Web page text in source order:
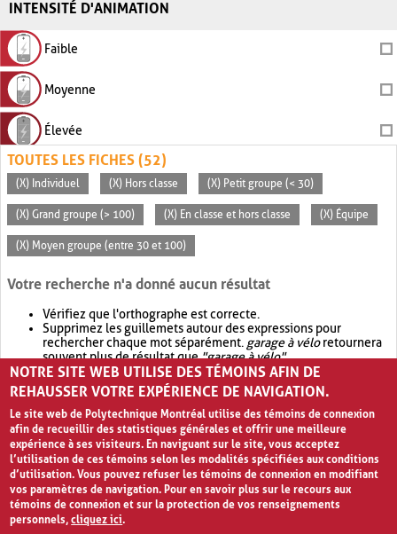
INTENSITÉ D'ANIMATION
Faible
Moyenne
Élevée
TOUTES LES FICHES (52)
(X) Individuel (X) Hors classe (X) Petit groupe (< 30)
(X) Grand groupe (> 100) (X) En classe et hors classe (X) Équipe
(X) Moyen groupe (entre 30 et 100)
Votre recherche n'a donné aucun résultat
Vérifiez que l'orthographe est correcte.
Supprimez les guillemets autour des expressions pour
rechercher chaque mot séparément. garage à véloretournera
souvent plus de résultat que"garage à vélo".
Envisagez d'élargir votre recherche avec OR.garage OR vélo
retournera souvent plus de résultat quegarage à vélo
NOTRE SITE WEB UTILISE DES TÉMOINS AFIN DE
REHAUSSER VOTRE EXPÉRIENCE DE NAVIGATION.
Le site web de Polytechnique Montréal utilise des témoins de connexion
afin de recueillir des statistiques générales et offrir une meilleure
expérience à ses visiteurs. En naviguant sur le site, vous acceptez
l’utilisation de ces témoins selon les modalités spécifiées aux conditions
d’utilisation. Vous pouvez refuser les témoins de connexion en modifiant
vos paramètres de navigation. Pour en savoir plus sur le recours aux
témoins de connexion et sur la protection de vos renseignements
personnels,cliquez ici.